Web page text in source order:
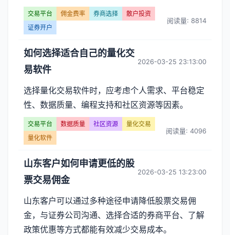
交易平台 佣金费率 券商选择
散户投资
证券开户
阅读量: 8814
如何选择适合自己的量化交
易软件
2026-03-25 23:13:00
选择量化交易软件时，应考虑个人需求、平台稳定
性、数据质量、编程支持和社区资源等因素。
交易平台 数据质量 社区资源
量化交易
量化软件
阅读量: 4096
山东客户如何申请更低的股
票交易佣金
2026-03-25 13:23:00
山东客户可以通过多种途径申请降低股票交易佣
金，与证券公司沟通、选择合适的券商平台、了解
政策优惠等方式都能有效减少交易成本。